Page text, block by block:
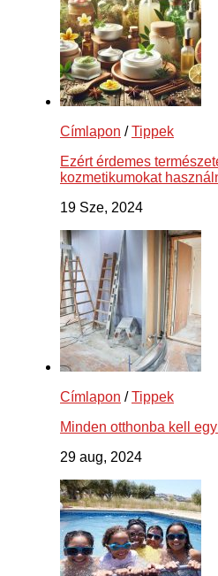
Címlapon /Tippek
Ezért érdemes
kozmetikumokat
19 Sze, 2024
Címlapon /Tippek
Minden otthonba kell
29 aug, 2024